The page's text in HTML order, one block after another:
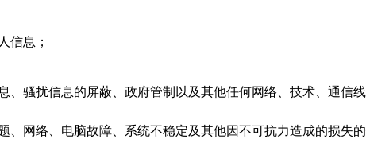
信息；
骚扰信息的屏蔽、政府管制以及其他任何网络、技术、通信
网络、电脑故障、系统不稳定及其他因不可抗力造成的损失的